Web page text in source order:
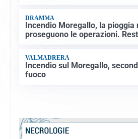
DRAMMA
Incendio Moregallo, la pioggia
proseguono le operazioni.
VALMADRERA
Incendio sul Moregallo,
fuoco